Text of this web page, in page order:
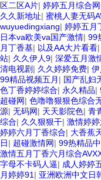
区二区A片| 婷婷五月综合网
久久新地址| 蜜桃人妻无码
wuyuedingxiang| 婷婷五月
日本va欧美va国产激情| 99
月丁香基| 以及AA大片看看|
站| 久久伊人9| 深爱五月激
清电视剧 | 久久婷婷免费|
99精品视频五月 | 国产乱妇
色丁香婷婷综合| 永久精品|
超碰网| 色噜噜狠狠色综合
源| 无码网| 天天影院色| 青
综合| 久久狠狠干| 激情婷
婷婷六月丁香综合| 大香蕉
日| 超碰激情网| 99热精品
激情五月丁香六月综合
字母不卡码人逼| 成人婷婷
月婷婷91 | 亚洲欧洲中文日